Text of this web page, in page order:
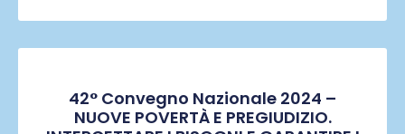
42° Convegno Nazionale 2024 –
NUOVE POVERTÀ E PREGIUDIZIO.